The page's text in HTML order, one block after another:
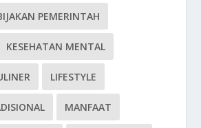
PEMERINTAH
KESEHATAN MENTAL
LIFESTYLE
MANFAAT